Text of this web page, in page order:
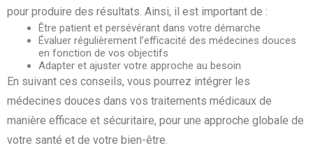
pour produire des résultats. Ainsi, il est important de :
Être patient et persévérant dans votre démarche
Évaluer régulièrement l’efficacité des médecines douces
en fonction de vos objectifs
Adapter et ajuster votre approche au besoin
En suivant ces conseils, vous pourrez intégrer les
médecines douces dans vos traitements médicaux de
manière efficace et sécuritaire, pour une approche globale de
votre santé et de votre bien-être.